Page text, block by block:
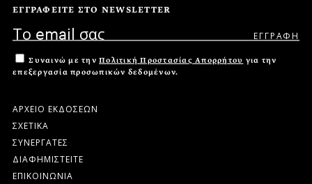
ΕΓΓΡΑΦΕΙΤΕ ΣΤΟ NEWSLETTER
Συναινώ με την Πολιτική Προστασίας Απορρήτου για την
επεξεργασία προσωπικών δεδομένων.
ΑΡΧΕΙΟ ΕΚΔΟΣΕΩΝ
ΣΧΕΤΙΚΑ
ΣΥΝΕΡΓΑΤΕΣ
ΔΙΑΦΗΜΙΣΤΕΙΤΕ
ΕΠΙΚΟΙΝΩΝΙΑ